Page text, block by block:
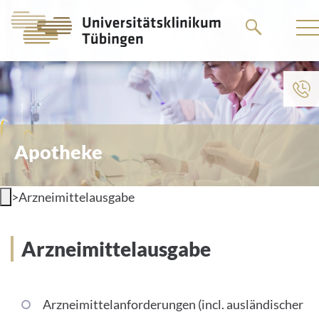
main
content
Apotheke
>Arzneimittelausgabe
Arzneimittelausgabe
Arzneimittelanforderungen (incl. ausländischer
main
content